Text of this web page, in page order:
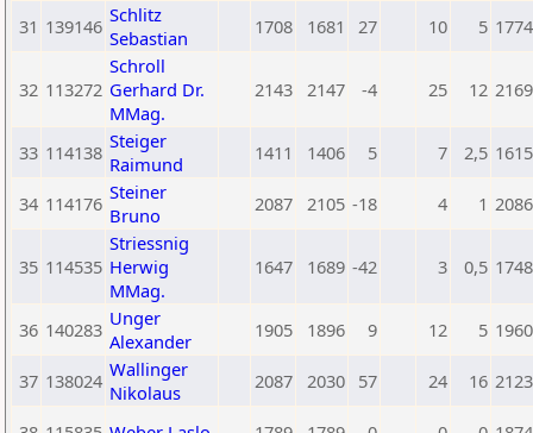
31 139146 Schlitz
Sebastian
1708 1681 27 10 5 1774
32 113272
Schroll
Gerhard Dr.
MMag.
2143 2147 -4 25 12 2169
33 114138 Steiger
Raimund
1411 1406 5 7 2,5 1615
34 114176 Steiner
Bruno
2087 2105 -18 4 1 2086
35 114535
Striessnig
Herwig
MMag.
1647 1689 -42 3 0,5 1748
36 140283 Unger
Alexander
1905 1896 9 12 5 1960
37 138024 Wallinger
Nikolaus
2087 2030 57 24 16 2123